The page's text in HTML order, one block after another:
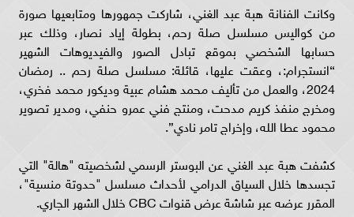
وكانت الفنانة هبة عبد الغني، شاركت جمهورها ومتابعيها صورة
من كواليس مسلسل صلة رحم، بطولة إياد نصار، وذلك عبر
حسابها الشخصي بموقع تبادل الصور والفيديوهات الشهير
“انستجرام:، وعقت عليها، قائلة: مسلسل صلة رحم .. رمضان
2024، والعمل من تأليف محمد هشام عبية وديكور محمد فخري،
ومخرج منفذ كريم مدحت، ومنتج فني عمرو حنفي، ومدير تصوير
محمود عطا الله، وإخراج تامر نادي”.
كشفت هبة عبد الغني عن البوستر الرسمي لشخصيته "هالة" التي
تجسدها خلال السياق الدرامي لأحداث مسلسل "حدوتة منسية"،
المقرر عرضه عبر شاشة عرض قنوات CBC خلال الشهر الجاري.